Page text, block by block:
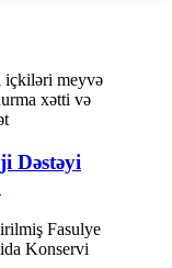
Dəstəyi